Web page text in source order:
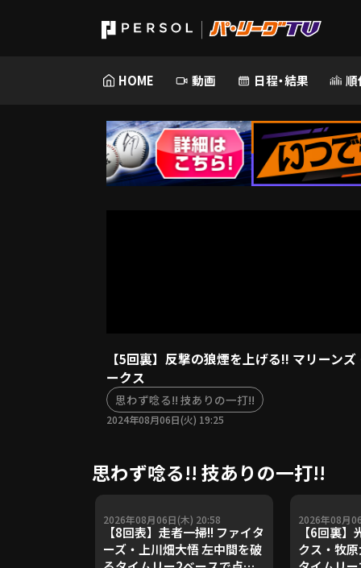
HOME 動画 日程・結果 順
【5回裏】反撃の狼煙を上げる!! マリーン
ークス
思わず唸る!! 技ありの一打!!
2024年08月06日(火) 19:25
思わず唸る!! 技ありの一打!!
2026年08月06日(木) 20:58
【8回表】走者一掃!! ファイタ
ーズ・上川畑大悟 左中間を破
2026年08月
【6回裏
クス・牧